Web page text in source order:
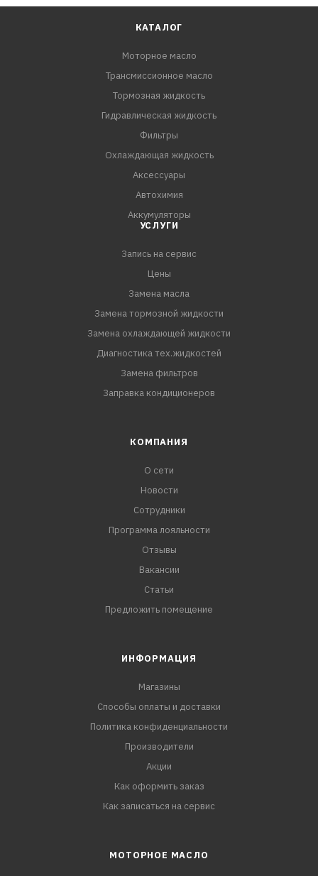
КАТАЛОГ
Моторное масло
Трансмиссионное масло
Тормозная жидкость
Гидравлическая жидкость
Фильтры
Охлаждающая жидкость
Аксессуары
Автохимия
Аккумуляторы
УСЛУГИ
Запись на сервис
Цены
Замена масла
Замена тормозной жидкости
Замена охлаждающей жидкости
Диагностика тех.жидкостей
Замена фильтров
Заправка кондиционеров
КОМПАНИЯ
О сети
Новости
Сотрудники
Программа лояльности
Отзывы
Вакансии
Статьи
Предложить помещение
ИНФОРМАЦИЯ
Магазины
Способы оплаты и доставки
Политика конфиденциальности
Производители
Акции
Как оформить заказ
Как записаться на сервис
МОТОРНОЕ МАСЛО